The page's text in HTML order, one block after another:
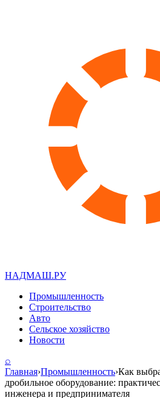
НАДМАШ.РУ
Промышленность
Строительство
Авто
Сельское хозяйство
Новости
⌕
Главная›Промышленность›Как
дробильное оборудование:
инженера и предпринимателя